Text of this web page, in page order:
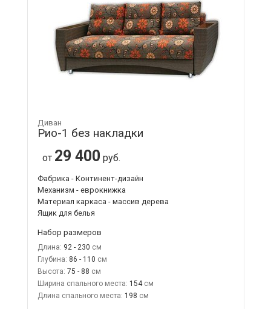
Диван
Рио-1 без накладки
от 29 400 руб.
Фабрика - Континент-дизайн
Механизм - еврокнижка
Материал каркаса - массив дерева
Ящик для белья
Набор размеров
Длина: 92 - 230
Глубина: 86 - 110
Высота: 75 - 88
Ширина спального места: 154
Длина спального места: 198